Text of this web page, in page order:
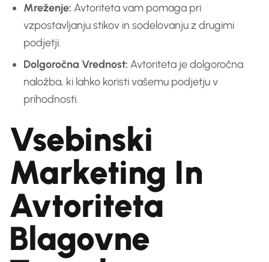
Mreženje: Avtoriteta vam pomaga pri
vzpostavljanju stikov in sodelovanju z drugimi
podjetji.
Dolgoročna Vrednost: Avtoriteta je dolgoročna
naložba, ki lahko koristi vašemu podjetju v
prihodnosti.
Vsebinski
Marketing In
Avtoriteta
Blagovne